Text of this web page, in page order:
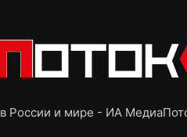
России и мире - ИА